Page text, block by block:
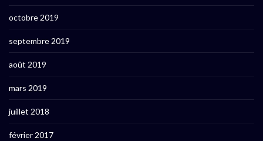
octobre 2019
septembre 2019
août 2019
mars 2019
juillet 2018
février 2017